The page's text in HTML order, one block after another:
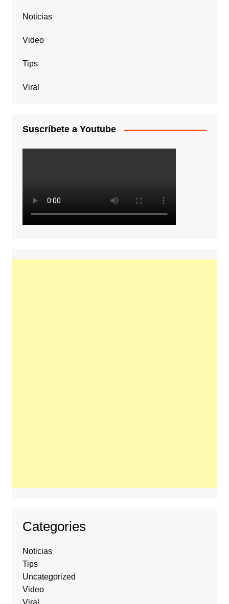
Noticias
Video
Tips
Viral
Suscríbete a Youtube
Categories
Noticias
Tips
Uncategorized
Video